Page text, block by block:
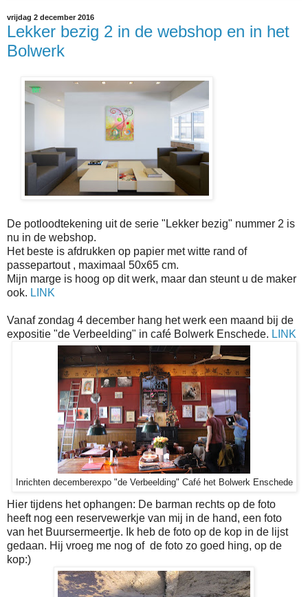
vrijdag 2 december 2016
Lekker bezig 2 in de webshop en in het
Bolwerk
De potloodtekening uit de serie "Lekker bezig" nummer 2 is
nu in de webshop.
Het beste is afdrukken op papier met witte rand of
passepartout , maximaal 50x65 cm.
Mijn marge is hoog op dit werk, maar dan steunt u de maker
ook. LINK
Vanaf zondag 4 december hang het werk een maand bij de
expositie "de Verbeelding" in café Bolwerk Enschede. LINK
Inrichten decemberexpo "de Verbeelding" Café het Bolwerk Enschede
Hier tijdens het ophangen: De barman rechts op de foto
heeft nog een reservewerkje van mij in de hand, een foto
van het Buursermeertje. Ik heb de foto op de kop in de lijst
gedaan. Hij vroeg me nog of de foto zo goed hing, op de
kop:)